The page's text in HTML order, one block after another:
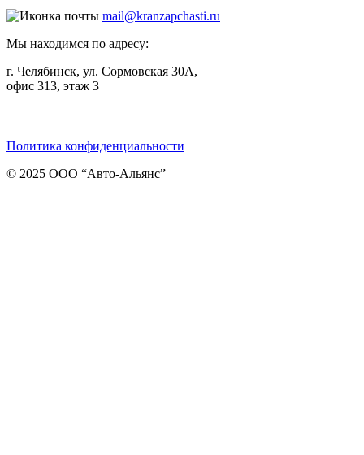
mail@kranzapchasti.ru
Мы находимся по адресу:
г. Челябинск, ул. Сормовская 30А,
офис 313, этаж 3
Политика конфиденциальности
© 2025 ООО “Авто-Альянс”